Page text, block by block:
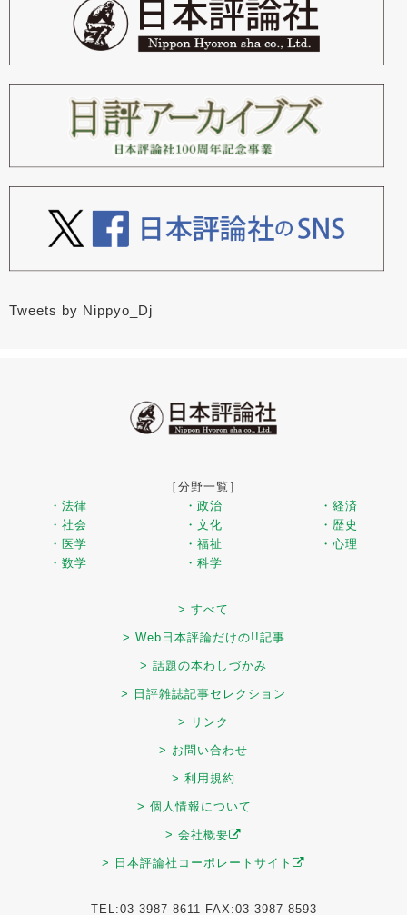
Tweets by Nippyo_Dj
［分野一覧］
・法律
・政治
・経済
・社会
・文化
・歴史
・医学
・福祉
・心理
・数学
・科学
> すべて
> Web日本評論だけの!!記事
> 話題の本わしづかみ
> 日評雑誌記事セレクション
> リンク
> お問い合わせ
> 利用規約
> 個人情報について
> 会社概要
> 日本評論社コーポレートサイト
TEL:03-3987-8611 FAX:03-3987-8593